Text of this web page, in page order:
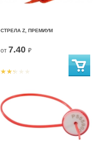
СТРЕЛА Z, ПРЕМИУМ
от 7.40 ₽